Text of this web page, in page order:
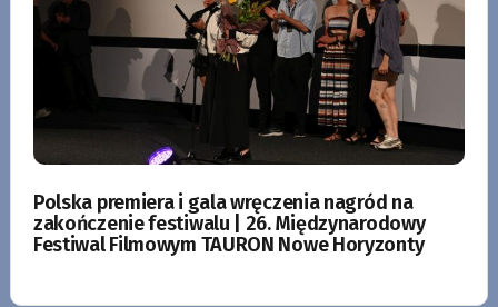
Polska premiera i gala wręczenia nagród na
zakończenie festiwalu | 26. Międzynarodowy
Festiwal Filmowym TAURON Nowe Horyzonty